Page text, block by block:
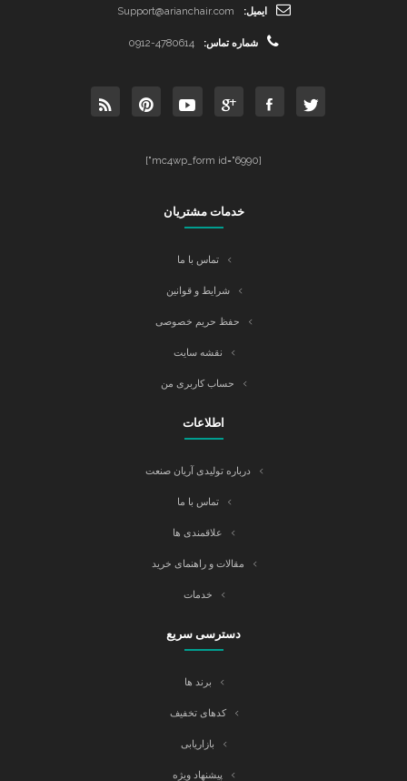
ایمیل: Support@arianchair.com
شماره تماس: 0912-4780614
[mc4wp_form id="6990"]
خدمات مشتریان
تماس با ما
شرایط و قوانین
حفظ حریم خصوصی
نقشه سایت
حساب کاربری من
اطلاعات
درباره تولیدی آریان صنعت
تماس با ما
علاقمندی ها
مقالات و راهنمای خرید
خدمات
دسترسی سریع
برند ها
کدهای تخفیف
بازاریابی
پیشنهاد ویژه